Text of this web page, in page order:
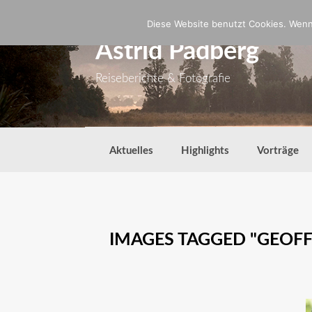
Astrid Padberg
Reiseberichte & Fotografie
Aktuelles Highlights Vorträge
IMAGES TAGGED
Diese Website benutzt Cookies.